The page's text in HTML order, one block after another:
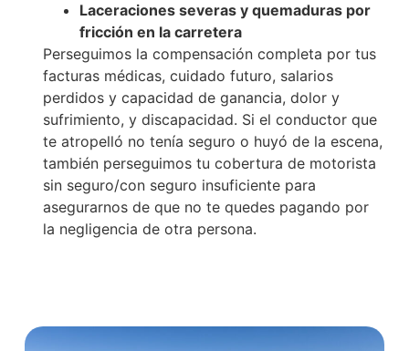
Laceraciones severas y quemaduras por
fricción en la carretera
Perseguimos la compensación completa por tus
facturas médicas, cuidado futuro, salarios
perdidos y capacidad de ganancia, dolor y
sufrimiento, y discapacidad. Si el conductor que
te atropelló no tenía seguro o huyó de la escena,
también perseguimos tu cobertura de motorista
sin seguro/con seguro insuficiente para
asegurarnos de que no te quedes pagando por
la negligencia de otra persona.